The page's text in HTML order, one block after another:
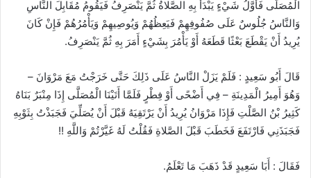
الْمُصَلَّى فَأَوَّلُ شَيْءٍ يَبْدَأُ بِهِ الصَّلاةُ ثُمَّ يَنْصَرِفُ فَيَقُومُ مُقَابِلَ النَّاسِ
وَالنَّاسُ جُلُوسٌ عَلَى صُفُوفِهِمْ فَيَعِظُهُمْ وَيُوصِيهِمْ وَيَأْمُرُهُمْ فَإِنْ كَانَ
يُرِيدُ أَنْ يَقْطَعَ بَعْثًا قَطَعَهُ أَوْ يَأْمُرَ بِشَيْءٍ أَمَرَ بِهِ ثُمَّ يَنْصَرِفُ.
قَالَ أَبُو سَعِيدٍ : فَلَمْ يَزَلْ النَّاسُ عَلَى ذَلِكَ حَتَّى خَرَجْتُ مَعَ مَرْوَانَ –
وَهُوَ أَمِيرُ الْمَدِينَةِ – فِي أَضْحًى أَوْ فِطْرٍ فَلَمَّا أَتَيْنَا الْمُصَلَّى إِذَا مِنْبَرٌ بَنَاهُ
كَثِيرُ بْنُ الصَّلْتِ فَإِذَا مَرْوَانُ يُرِيدُ أَنْ يَرْتَقِيَهُ قَبْلَ أَنْ يُصَلِّيَ فَجَبَذْتُ بِثَوْبِهِ
فَجَبَذَنِي فَارْتَفَعَ فَخَطَبَ قَبْلَ الصَّلاةِ فَقُلْتُ لَهُ غَيَّرْتُمْ وَاللَّهِ !!
فَقَالَ : أَبَا سَعِيدٍ قَدْ ذَهَبَ مَا تَعْلَمُ.